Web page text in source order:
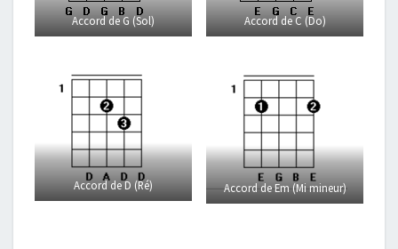
Accord de G (Sol) Accord de C (Do)
Accord de D (Ré) Accord de Em (Mi mineur)